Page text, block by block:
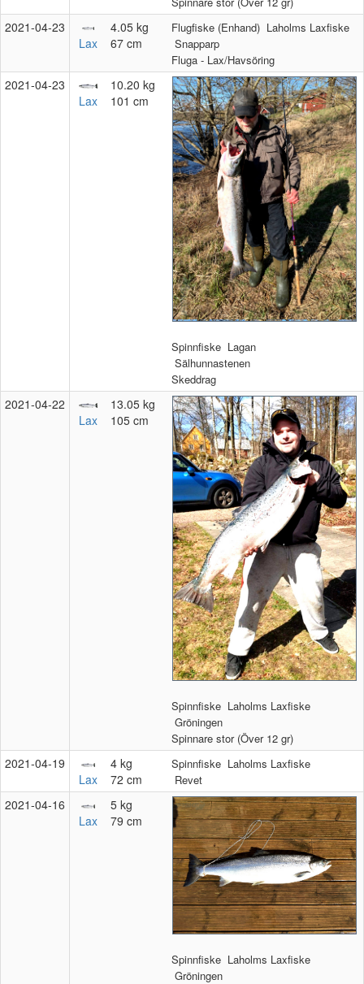
2021‑04‑23
Lax
4.05 kg
67 cm
Flugfiske (Enhand) Laholms Laxfiske
Snapparp
Fluga - Lax/Havsöring
2021‑04‑23
Lax
10.20 kg
101 cm
Spinnfiske Lagan
Sälhunnastenen
Skeddrag
2021‑04‑22
Lax
13.05 kg
105 cm
Spinnfiske Laholms Laxfiske
Gröningen
Spinnare stor (Över 12 gr)
2021‑04‑19
Lax
4 kg
72 cm
Spinnfiske Laholms Laxfiske
Revet
2021‑04‑16
Lax
5 kg
79 cm
Spinnfiske Laholms Laxfiske
Gröningen